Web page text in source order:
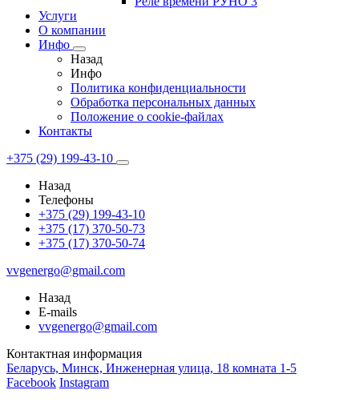
Услуги
О компании
Инфо
Назад
Инфо
Политика конфиденциальности
Обработка персональных данных
Положение о cookie-файлах
Контакты
+375 (29) 199-43-10
Назад
Телефоны
+375 (29) 199-43-10
+375 (17) 370-50-73
+375 (17) 370-50-74
vvgenergo@gmail.com
Назад
E-mails
vvgenergo@gmail.com
Контактная информация
Беларусь, Минск, Инженерная улица, 18 комната 1-5
Facebook Instagram